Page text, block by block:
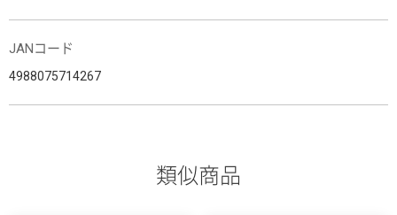
JANコード
4988075714267
類似商品